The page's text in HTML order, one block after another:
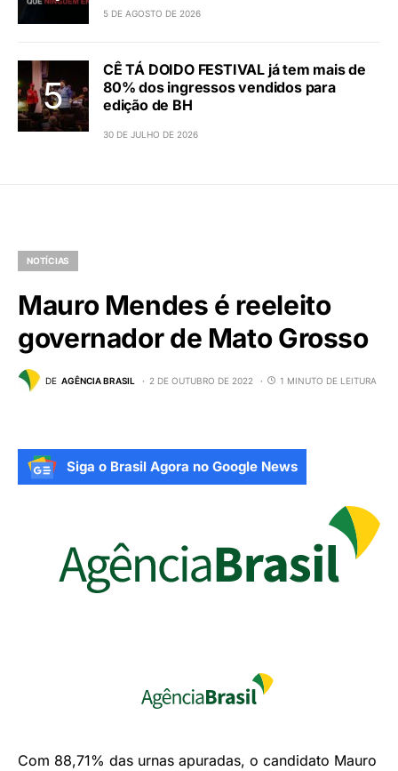
5 DE AGOSTO DE 2026
CÊ TÁ DOIDO FESTIVAL já tem mais de
80% dos ingressos vendidos para
edição de BH
30 DE JULHO DE 2026
NOTÍCIAS
Mauro Mendes é reeleito
governador de Mato Grosso
DE AGÊNCIA BRASIL 2 DE OUTUBRO DE 2022 1 MINUTO DE LEITURA
Siga o Brasil Agora no Google News
Com 88,71% das urnas apuradas, o candidato Mauro